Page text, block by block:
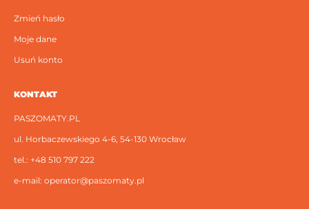
Zmień hasło
Moje dane
Usuń konto
KONTAKT
PASZOMATY.PL
ul. Horbaczewskiego 4-6, 54-130 Wrocław
tel.: +48 510 797 222
e-mail: operator@paszomaty.pl